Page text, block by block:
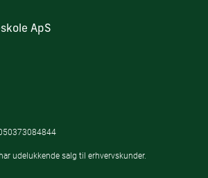
ApS
udelukkende salg til erhvervskunder.